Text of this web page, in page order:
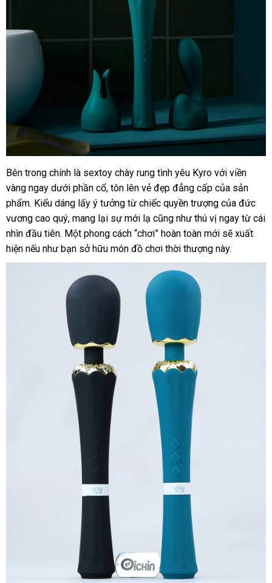
ở
đâu
tốt
Bên trong chính là sextoy chày rung tình yêu Kyro online
với viền
vàng ngay dưới phần cổHàn
Quốc
, tôn lên vẻ đẹp đẳng cấp đổi
trả
của sản
phẩmchính
hãng
. Kiểu dáng lấy ý tưởng từ chiếc quyền trượng rẻ
nhất
của đức
vương cao quýxuất
xứ
, mang lại sự mới lạ tốt
nhất
cũng như thú vị ngay từ cái
nhìn đầu tiênở
đâu
. Một phong cách “chơi” hoàn toàn mới có
nên
chọn
sẽ xuất
hiện cung
cấp
nếu như bạn sở hữu món đồ chơi thời thượng này.